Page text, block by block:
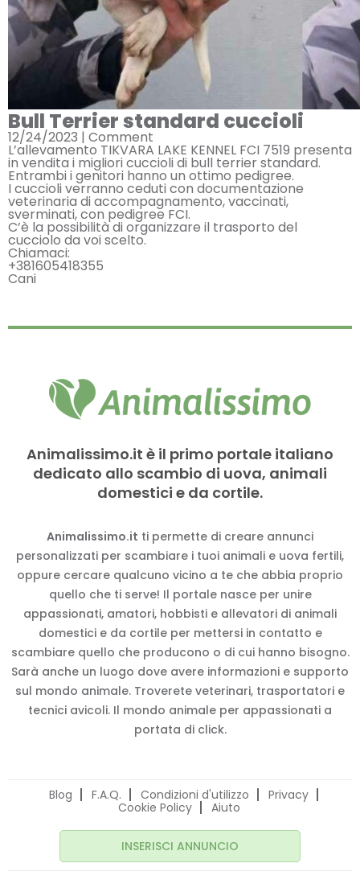
Bull Terrier standard cuccioli
12/24/2023 | Comment
L’allevamento TIKVARA LAKE KENNEL FCI 7519 presenta
in vendita i migliori cuccioli di bull terrier standard.
Entrambi i genitori hanno un ottimo pedigree.
I cuccioli verranno ceduti con documentazione
veterinaria di accompagnamento, vaccinati,
sverminati, con pedigree FCI.
C’è la possibilità di organizzare il trasporto del
cucciolo da voi scelto.
Chiamaci:
+381605418355
Cani
Animalissimo.it è il primo portale italiano
dedicato allo scambio di uova, animali
domestici e da cortile.
Animalissimo.it ti permette di creare annunci
personalizzati per scambiare i tuoi animali e uova fertili,
oppure cercare qualcuno vicino a te che abbia proprio
quello che ti serve! Il portale nasce per unire
appassionati, amatori, hobbisti e allevatori di animali
domestici e da cortile per mettersi in contatto e
scambiare quello che producono o di cui hanno bisogno.
Sarà anche un luogo dove avere informazioni e supporto
sul mondo animale. Troverete veterinari, trasportatori e
tecnici avicoli. Il mondo animale per appassionati a
portata di click.
Blog F.A.Q. Condizioni d'utilizzo
Privacy
Cookie Policy
Aiuto
INSERISCI ANNUNCIO